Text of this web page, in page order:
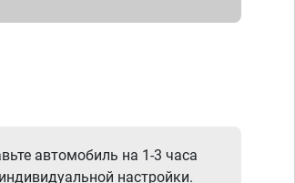
автомобиль на 1-3 часа
настройки.